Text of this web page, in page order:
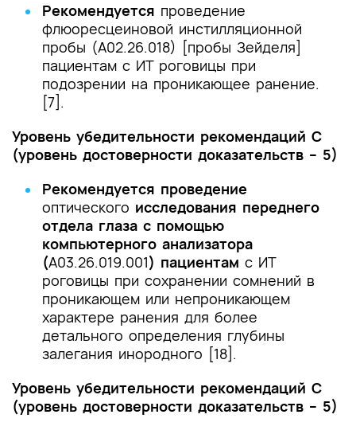
Рекомендуется проведение
флюоресцеиновой инстилляционной
пробы (А02.26.018) [пробы Зейделя]
пациентам с ИТ роговицы при
подозрении на проникающее ранение.
[7].
Уровень убедительности рекомендаций С
(уровень достоверности доказательств – 5)
Рекомендуется проведение
оптического исследования переднего
отдела глаза с помощью
компьютерного анализатора
(А03.26.019.001) пациентам с ИТ
роговицы при сохранении сомнений в
проникающем или непроникающем
характере ранения для более
детального определения глубины
залегания инородного [18].
Уровень убедительности рекомендаций С
(уровень достоверности доказательств – 5)